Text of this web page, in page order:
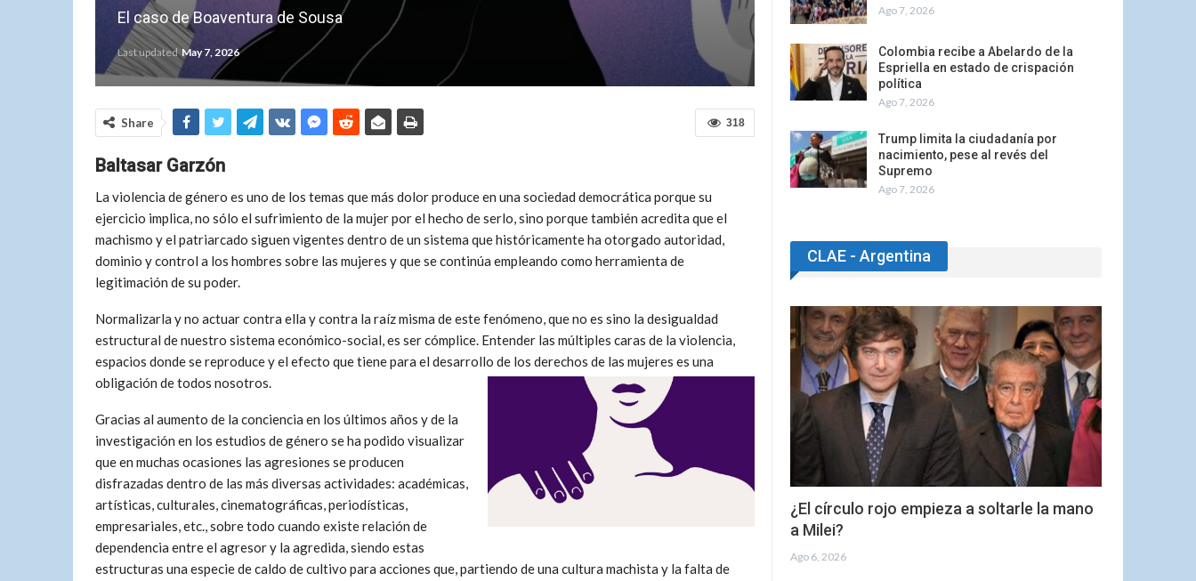
El caso de Boaventura de Sousa
Last updated May 7, 2026
318
Share
Baltasar Garzón
La violencia de género es uno de los temas que más dolor produce en una sociedad democrática porque su
ejercicio implica, no sólo el sufrimiento de la mujer por el hecho de serlo, sino porque también acredita que el
machismo y el patriarcado siguen vigentes dentro de un sistema que históricamente ha otorgado autoridad,
dominio y control a los hombres sobre las mujeres y que se continúa empleando como herramienta de
legitimación de su poder.
Normalizarla y no actuar contra ella y contra la raíz misma de este fenómeno, que no es sino la desigualdad
estructural de nuestro sistema económico-social, es ser cómplice. Entender las múltiples caras de la violencia,
espacios donde se reproduce y el efecto que tiene para el desarrollo de los derechos de las mujeres es una
obligación de todos nosotros.
Gracias al aumento de la conciencia en los últimos años y de la
investigación en los estudios de género se ha podido visualizar
que en muchas ocasiones las agresiones se producen
disfrazadas dentro de las más diversas actividades: académicas,
artísticas, culturales, cinematográficas, periodísticas,
empresariales, etc., sobre todo cuando existe relación de
dependencia entre el agresor y la agredida, siendo estas
estructuras una especie de caldo de cultivo para acciones que, partiendo de una cultura machista y la falta de
Ago 7, 2026
Colombia recibe a Abelardo de la
Espriella en estado de crispación
política
Ago 7, 2026
Trump limita la ciudadanía por
nacimiento, pese al revés del
Supremo
Ago 7, 2026
CLAE - Argentina
¿El círculo rojo empieza a soltarle la mano
a Milei?
Ago 6, 2026